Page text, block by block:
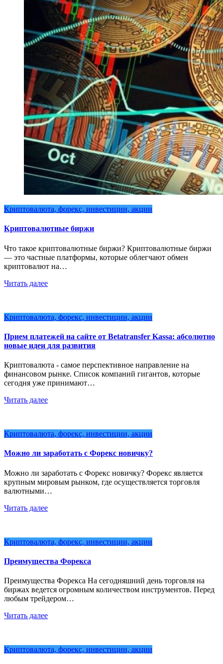
Криптовалюта, форекс, инвестиции, акции
Криптовалютные биржи
Что такое криптовалютные биржи? Криптовалютные биржи
— это частные платформы, которые облегчают обмен
криптовалют на…
Читать далее
Криптовалюта, форекс, инвестиции, акции
Прием платежей на сайте от Betatransfer Kassa: абсолютно
новые идеи для развития
Криптовалюта - самое перспективное направление на
финансовом рынке. Список компаний гигантов, которые
сегодня уже принимают…
Читать далее
Криптовалюта, форекс, инвестиции, акции
Можно ли заработать с Форекс новичку?
Можно ли заработать с Форекс новичку? Форекс является
крупным мировым рынком, где осуществляется торговля
валютными…
Читать далее
Криптовалюта, форекс, инвестиции, акции
Преимущества Форекса
Преимущества Форекса На сегодняшний день торговля на
биржах ведется огромным количеством инструментов. Перед
любым трейдером…
Читать далее
Криптовалюта, форекс, инвестиции, акции